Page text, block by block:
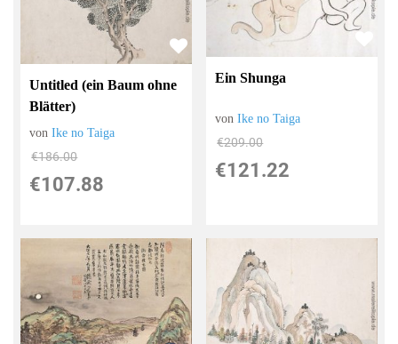
Untitled (ein Baum ohne
Blätter)
vonIke no Taiga
€186.00
€107.88
Ein Shunga
vonIke no Taiga
€209.00
€121.22